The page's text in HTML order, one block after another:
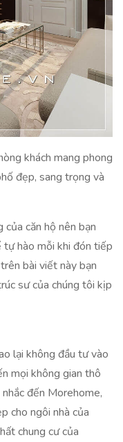
khách mang phong
đẹp, sang trọng và
căn hộ nên bạn
hào mỗi khi đón tiếp
bài viết này bạn
sư của chúng tôi kịp
lại không đầu tư vào
mọi không gian thô
đến Morehome,
cho ngôi nhà của
chung cư của